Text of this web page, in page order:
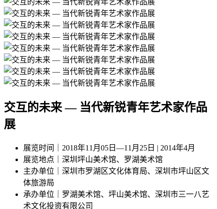
交互的未来 — 当代新锐青年艺术家作品
展
展览时间｜2018年11月05日—11月25日 | 2014年4月
展览地点｜深圳坪山美术馆、罗湖美术馆
主办单位｜深圳市罗湖区文化体育局、深圳市坪山区文
体旅游局
承办单位｜罗湖美术馆、坪山美术馆、深圳市三一八艺
术文化投资有限公司